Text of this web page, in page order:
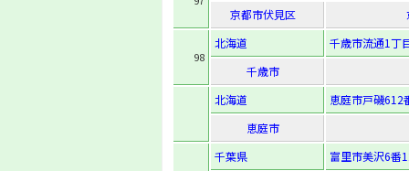
京都市伏見区
98
北海道
千歳市流通1丁
千歳市
北海道
恵庭市戸磯612
恵庭市
千葉県
富里市美沢6番